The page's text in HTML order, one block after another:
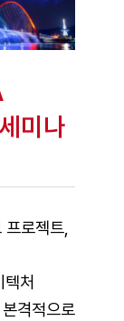
미나
프로젝트,
처
격적으로